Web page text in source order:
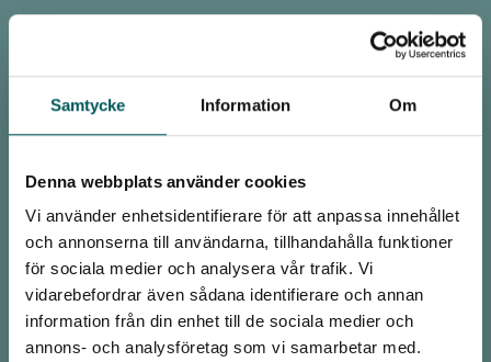
Samtycke Information Om
Denna webbplats använder cookies
Vi använder enhetsidentifierare för att anpassa innehållet
och annonserna till användarna, tillhandahålla funktioner
för sociala medier och analysera vår trafik. Vi
vidarebefordrar även sådana identifierare och annan
information från din enhet till de sociala medier och
annons- och analysföretag som vi samarbetar med.
KONTAKT
Avfall Sverige
Baltzarsgatan 25
Stockholm
Avfall Sverige
Drottninggatan 33
111 51 Stockholm
office@avfallsverige.se